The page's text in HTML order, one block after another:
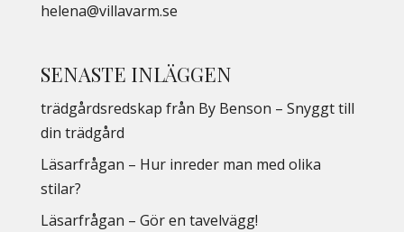
helena@villavarm.se
SENASTE INLÄGGEN
trädgårdsredskap från By Benson – Snyggt till
din trädgård
Läsarfrågan – Hur inreder man med olika
stilar?
Läsarfrågan – Gör en tavelvägg!